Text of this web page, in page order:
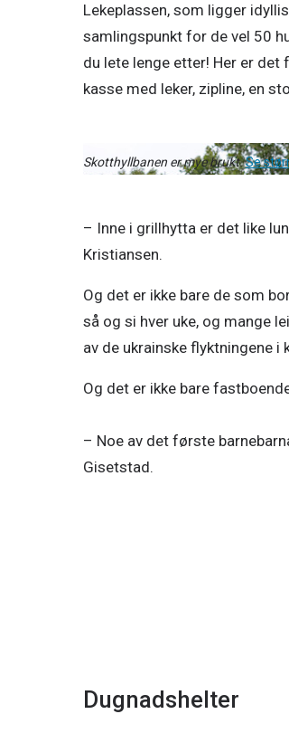
Lekeplassen, som ligger
samlingspunkt for de vel 50
du lete lenge etter! Her er det
Skotthyllbanen er mye brukt.Se
– Inne i grillhytta er det like
Kristiansen.
Og det er ikke bare de som
så og si hver uke, og mange
av de ukrainske flyktningene i
Og det er ikke bare
– Noe av det første
Gisetstad.
Dugnadshelter